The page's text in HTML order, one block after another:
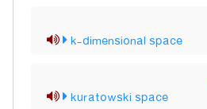
k-dimensional space
kuratowski space